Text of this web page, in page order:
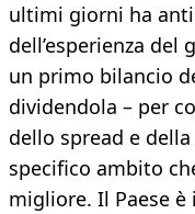
ultimi giorni ha
dell’esperienza del
un primo bilancio
dividendola – per
dello spread e
specifico ambito
migliore. Il Paese